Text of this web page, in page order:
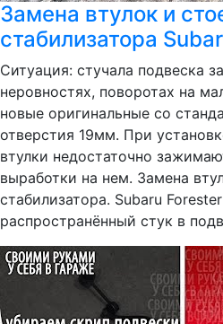
Замена втулок и
стабилизатора
Ситуация: стучала подвеска
неровностях, поворотах на
новые оригинальные со
отверстия 19мм. При
втулки недостаточно
выработки на нем. Замена
стабилизатора. Subaru
распространённый стук в